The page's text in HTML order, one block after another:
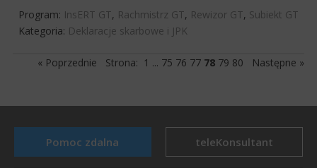
Program: InsERT GT, Rachmistrz GT, Rewizor GT, Subiekt GT
Kategoria: Deklaracje skarbowe i JPK
« Poprzednie Strona: 1 ... 75 76 77 78 79 80 Następne »
Pomoc zdalna teleKonsultant